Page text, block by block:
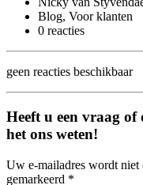
Blog, Voor klanten
0 reacties
geen reacties beschikbaar
Heeft u een vraag
het ons weten!
Uw e-mailadres wordt niet
gemarkeerd *